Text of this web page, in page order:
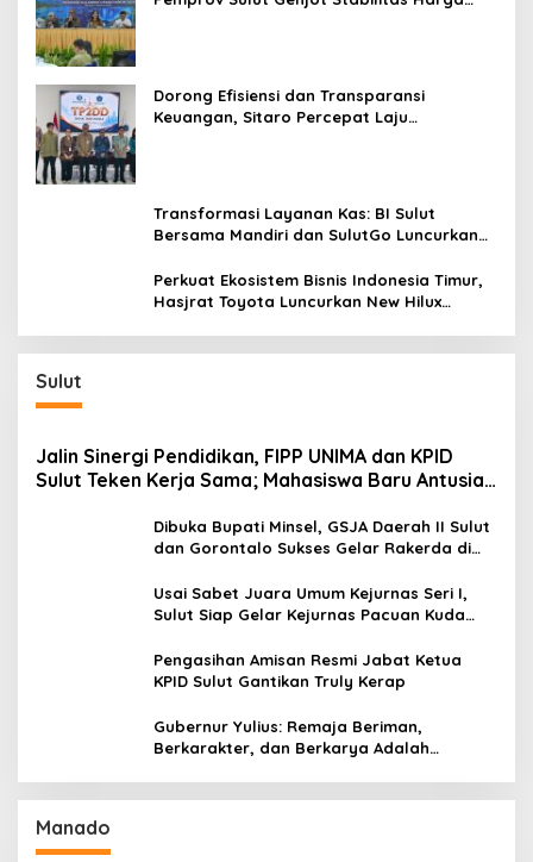
Dorong Efisiensi dan Transparansi
Keuangan, Sitaro Percepat Laju
Transformasi Layanan Kas: BI Sulut
Bersama Mandiri dan SulutGo Luncurkan
Kepulauan
Perkuat Ekosistem Bisnis Indonesia Timur,
Hasjrat Toyota Luncurkan New Hilux
Sulut
Jalin Sinergi Pendidikan, FIPP UNIMA dan KPID
Sulut Teken Kerja Sama; Mahasiswa Baru Antusias
Dibuka Bupati Minsel, GSJA Daerah II Sulut
dan Gorontalo Sukses Gelar Rakerda di
Usai Sabet Juara Umum Kejurnas Seri I,
Sulut Siap Gelar Kejurnas Pacuan Kuda
Pengasihan Amisan Resmi Jabat Ketua
KPID Sulut Gantikan Truly Kerap
Gubernur Yulius: Remaja Beriman,
Berkarakter, dan Berkarya Adalah
Manado